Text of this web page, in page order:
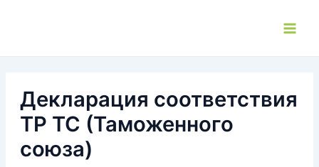
Декларация соответствия
ТР ТС (Таможенного
союза)